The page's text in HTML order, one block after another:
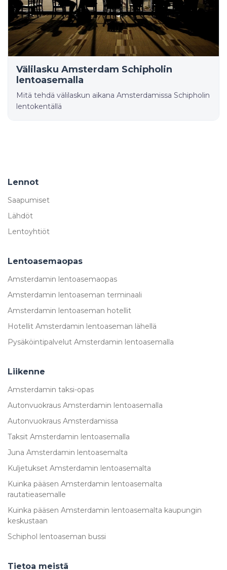
Välilasku Amsterdam Schipholin
lentoasemalla
Mitä tehdä välilaskun aikana Amsterdamissa Schipholin
lentokentällä
Lennot
Saapumiset
Lähdöt
Lentoyhtiöt
Lentoasemaopas
Amsterdamin lentoasemaopas
Amsterdamin lentoaseman terminaali
Amsterdamin lentoaseman hotellit
Hotellit Amsterdamin lentoaseman lähellä
Pysäköintipalvelut Amsterdamin lentoasemalla
Liikenne
Amsterdamin taksi-opas
Autonvuokraus Amsterdamin lentoasemalla
Autonvuokraus Amsterdamissa
Taksit Amsterdamin lentoasemalla
Juna Amsterdamin lentoasemalta
Kuljetukset Amsterdamin lentoasemalta
Kuinka pääsen Amsterdamin lentoasemalta
rautatieasemalle
Kuinka pääsen Amsterdamin lentoasemalta kaupungin
keskustaan
Schiphol lentoaseman bussi
Tietoa meistä